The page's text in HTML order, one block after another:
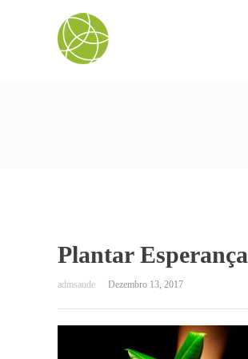
Plantar Esperança
Dezembro 13, 2017